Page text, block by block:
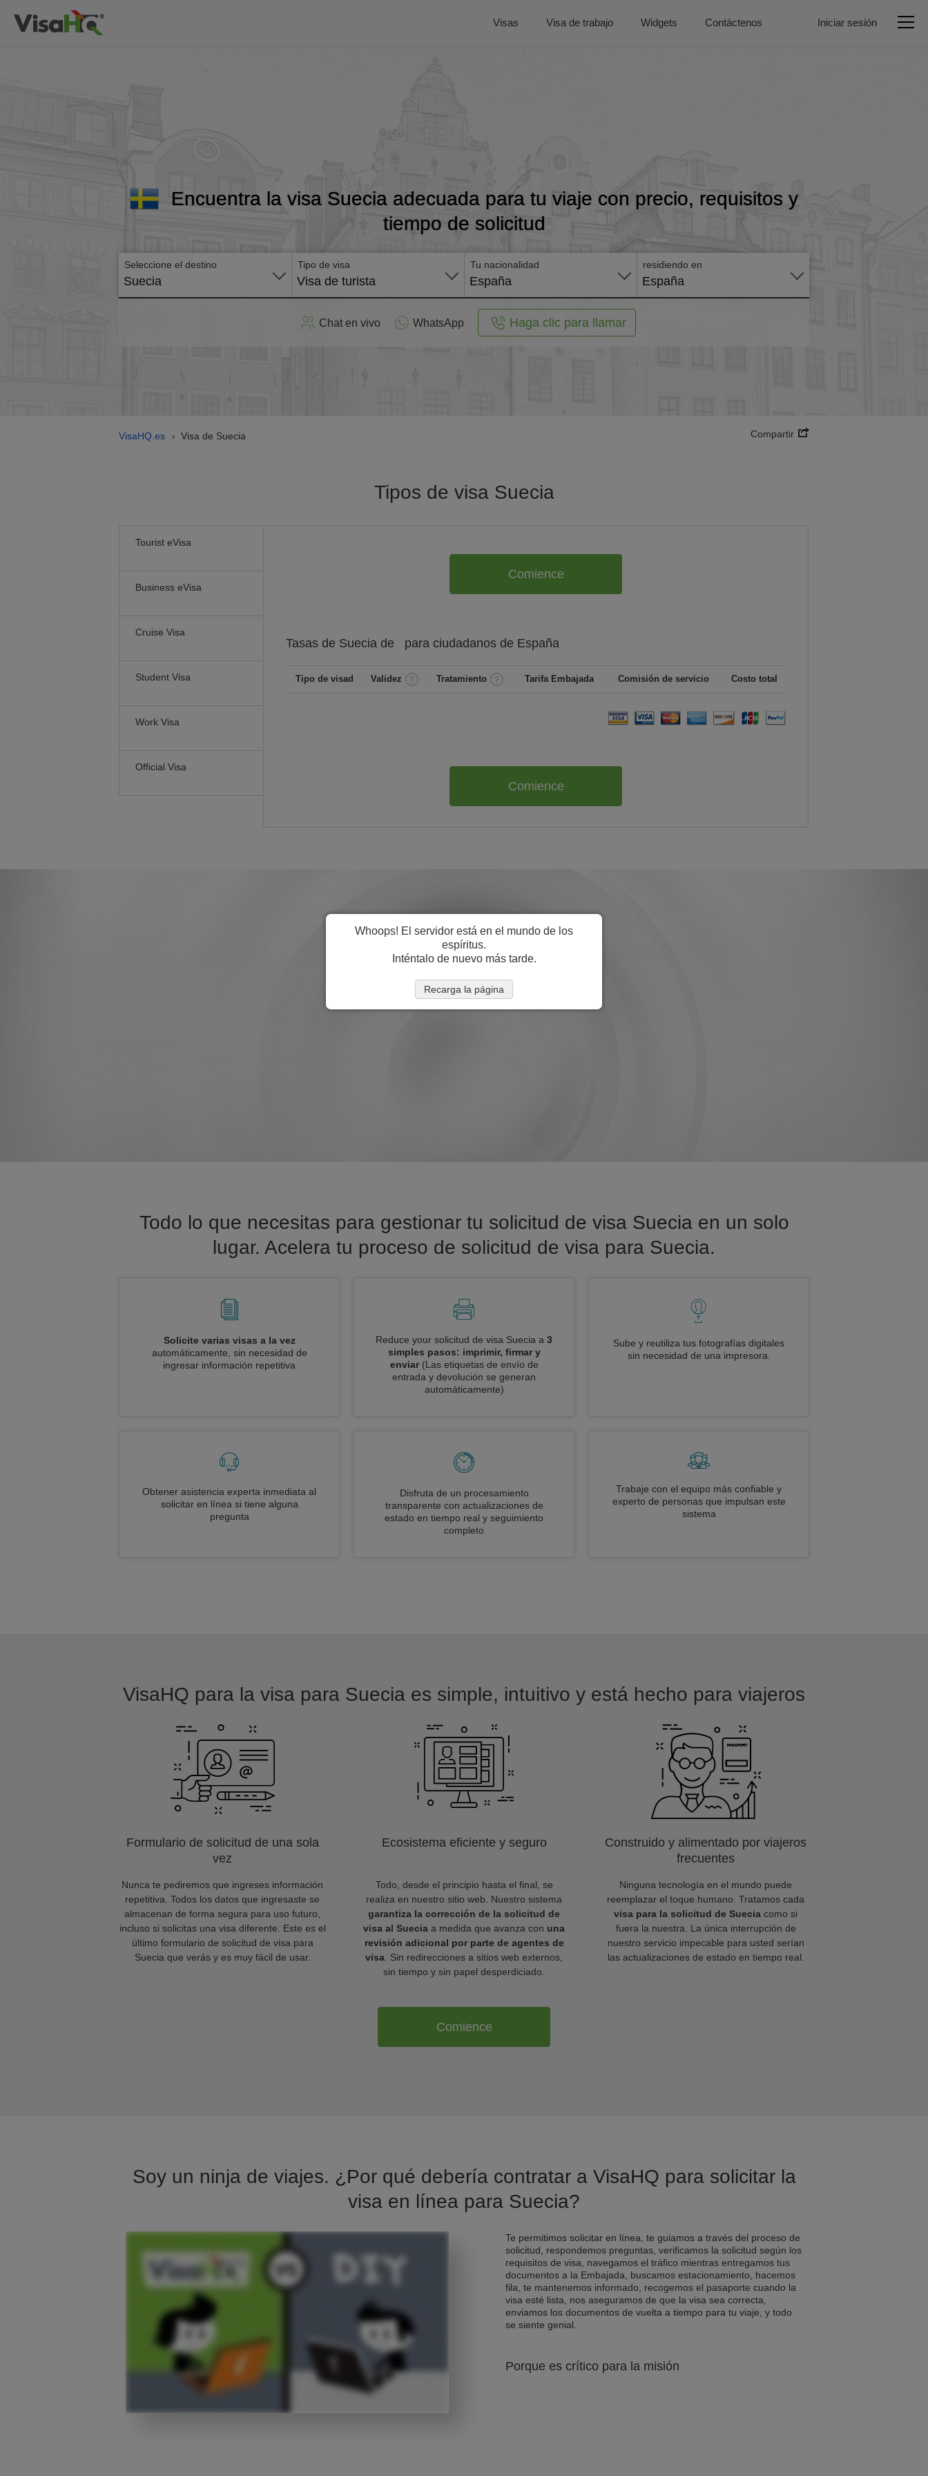
Visas Visa de trabajo Widgets Contáctenos Iniciar sesión
Encuentra la visa Suecia adecuada para tu viaje con precio, requisitos y
tiempo de solicitud
Seleccione el destino
Suecia
Tipo de visa
Visa de turista
Tu nacionalidad
España
residiendo en
España
Aplicar
Chat en vivo WhatsApp Haga clic para llamar
VisaHQ.es › Visa de Suecia Compartir
Tipos de visa Suecia
Tourist eVisa
Business eVisa
Cruise Visa
Student Visa
Work Visa
Official Visa
Comience
Tasas de Suecia de para ciudadanos de España
Tipo de visad Validez Tratamiento Tarifa Embajada Comisión de servicio Costo total
Comience
Todo lo que necesitas para gestionar tu solicitud de visa Suecia en un solo
lugar. Acelera tu proceso de solicitud de visa para Suecia.
Solicite varias visas a la vez
automáticamente, sin necesidad de
ingresar información repetitiva
Reduce your solicitud de visa Suecia a 3
simples pasos: imprimir, firmar y
enviar (Las etiquetas de envío de
entrada y devolución se generan
automáticamente)
Sube y reutiliza tus fotografías digitales
sin necesidad de una impresora.
Obtener asistencia experta inmediata al
solicitar en línea si tiene alguna
pregunta
Disfruta de un procesamiento
transparente con actualizaciones de
estado en tiempo real y seguimiento
completo
Trabaje con el equipo más confiable y
experto de personas que impulsan este
sistema
VisaHQ para la visa para Suecia es simple, intuitivo y está hecho para viajeros
Formulario de solicitud de una sola
vez
Nunca te pediremos que ingreses información
repetitiva. Todos los datos que ingresaste se
almacenan de forma segura para uso futuro,
incluso si solicitas una visa diferente. Este es el
último formulario de solicitud de visa para
Suecia que verás y es muy fácil de usar.
Ecosistema eficiente y seguro
Todo, desde el principio hasta el final, se
realiza en nuestro sitio web. Nuestro sistema
garantiza la corrección de la solicitud de
visa al Suecia a medida que avanza con una
revisión adicional por parte de agentes de
visa . Sin redirecciones a sitios web externos,
sin tiempo y sin papel desperdiciado.
Construido y alimentado por viajeros
frecuentes
Ninguna tecnología en el mundo puede
reemplazar el toque humano. Tratamos cada
visa para la solicitud de Suecia como si
fuera la nuestra. La única interrupción de
nuestro servicio impecable para usted serían
las actualizaciones de estado en tiempo real.
Comience
Soy un ninja de viajes. ¿Por qué debería contratar a VisaHQ para solicitar la
visa en línea para Suecia?
Te permitimos solicitar en línea, te guiamos a través del proceso de
solicitud, respondemos preguntas, verificamos la solicitud según los
requisitos de visa, navegamos el tráfico mientras entregamos tus
documentos a la Embajada, buscamos estacionamiento, hacemos
fila, te mantenemos informado, recogemos el pasaporte cuando la
visa esté lista, nos aseguramos de que la visa sea correcta,
enviamos los documentos de vuelta a tiempo para tu viaje, y todo
se siente genial.
Porque es crítico para la misión
Whoops! El servidor está en el mundo de los
espíritus.
Inténtalo de nuevo más tarde.
Recarga la página